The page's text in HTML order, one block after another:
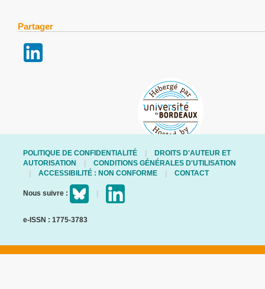
Partager
POLITIQUE DE CONFIDENTIALITÉ
DROITS D'AUTEUR ET
AUTORISATION
CONDITIONS GÉNÉRALES D'UTILISATION
ACCESSIBILITÉ : NON CONFORME
CONTACT
Nous suivre :
e-ISSN : 1775-3783